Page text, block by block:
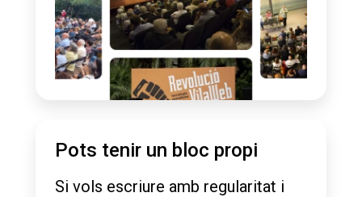
Pots tenir un bloc propi
Si vols escriure amb regularitat i